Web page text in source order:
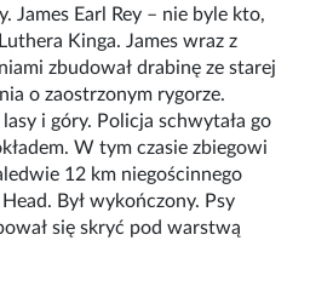
James Earl Rey – nie byle kto,
Kinga. James wraz z
zbudował drabinę ze starej
o zaostrzonym rygorze.
lasy i góry. Policja schwytała go
W tym czasie zbiegowi
12 km niegościnnego
Był wykończony. Psy
się skryć pod warstwą